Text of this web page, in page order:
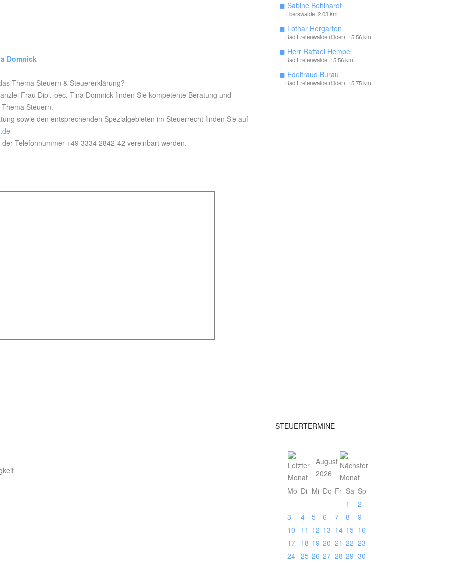
Domnick
Thema Steuern & Steuererklärung?
Frau Dipl.-oec. Tina Domnick finden Sie kompetente Beratung und
Steuern.
sowie den entsprechenden Spezialgebieten im Steuerrecht finden Sie auf
Telefonnummer +49 3334 2842-42 vereinbart werden.
◼ Sabine Behlhardt
Eberswalde 2.03 km
◼ Lothar Hergarten
Bad Freienwalde (Oder) 15.56 km
◼ Herr Raffael Hempel
Bad Freienwalde 15.56 km
◼ Edeltraud Burau
Bad Freienwalde (Oder) 15.75 km
STEUERTERMINE
August
2026
Mo Di Mi Do Fr Sa So
1
2
3
4 5 6 7 8
9
10
11 12 13 14 15 16
17
18 19 20 21 22 23
24 25 26 27 28 29 30